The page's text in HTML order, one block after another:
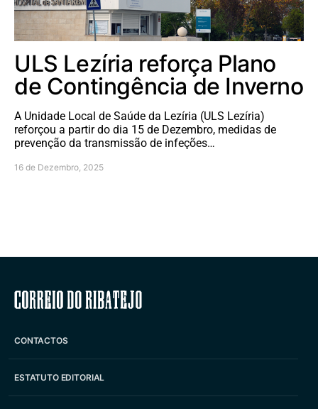
ULS Lezíria reforça Plano
de Contingência de Inverno
A Unidade Local de Saúde da Lezíria (ULS Lezíria)
reforçou a partir do dia 15 de Dezembro, medidas de
prevenção da transmissão de infeções…
16 de Dezembro, 2025
Correio do Ribatejo
CONTACTOS
ESTATUTO EDITORIAL